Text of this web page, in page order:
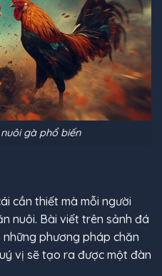
gà phổ biến
cần thiết mà mỗi người
nuôi. Bài viết trên sảnh đá
phương pháp chăn
vị sẽ tạo ra được một đàn